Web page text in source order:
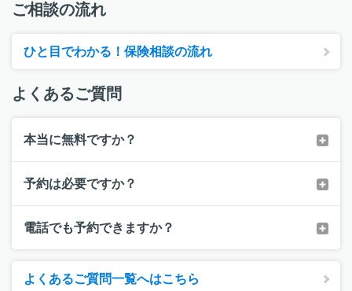
ご相談の流れ
ひと目でわかる！保険相談の流れ
よくあるご質問
本当に無料ですか？
予約は必要ですか？
電話でも予約できますか？
よくあるご質問一覧へはこちら